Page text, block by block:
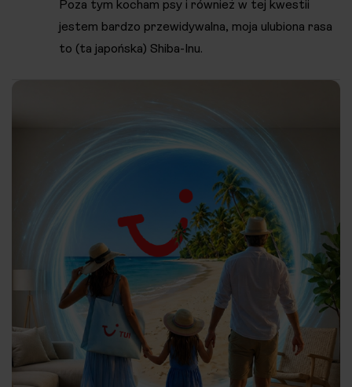
Poza tym kocham psy i również w tej kwestii
jestem bardzo przewidywalna, moja ulubiona rasa
to (ta japońska) Shiba-Inu.